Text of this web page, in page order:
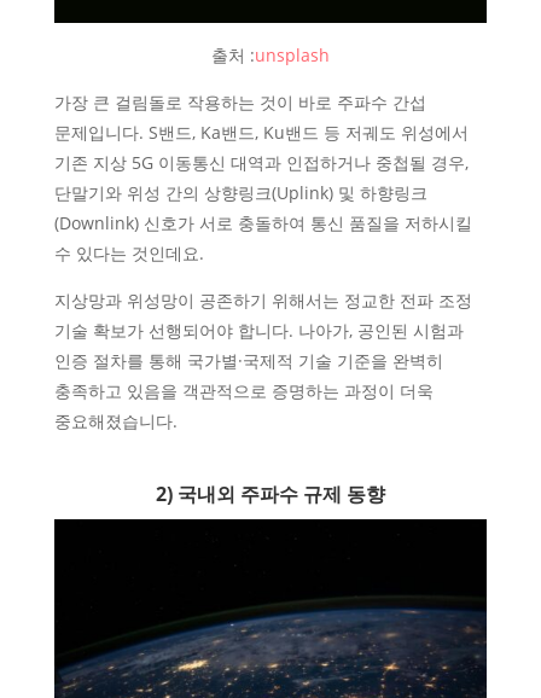
출처 :unsplash
가장 큰 걸림돌로 작용하는 것이 바로 주파수 간섭
문제입니다. S밴드, Ka밴드, Ku밴드 등 저궤도 위성에서
기존 지상 5G 이동통신 대역과 인접하거나 중첩될 경우,
단말기와 위성 간의 상향링크(Uplink) 및 하향링크
(Downlink) 신호가 서로 충돌하여 통신 품질을 저하시킬
수 있다는 것인데요.
지상망과 위성망이 공존하기 위해서는 정교한 전파 조정
기술 확보가 선행되어야 합니다. 나아가, 공인된 시험과
인증 절차를 통해 국가별·국제적 기술 기준을 완벽히
충족하고 있음을 객관적으로 증명하는 과정이 더욱
중요해졌습니다.
2) 국내외 주파수 규제 동향